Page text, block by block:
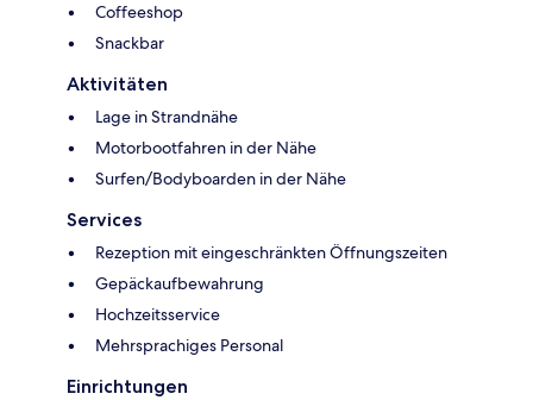
Coffeeshop
Snackbar
Aktivitäten
Lage in Strandnähe
Motorbootfahren in der Nähe
Surfen/Bodyboarden in der Nähe
Services
Rezeption mit eingeschränkten Öffnungszeiten
Gepäckaufbewahrung
Hochzeitsservice
Mehrsprachiges Personal
Einrichtungen